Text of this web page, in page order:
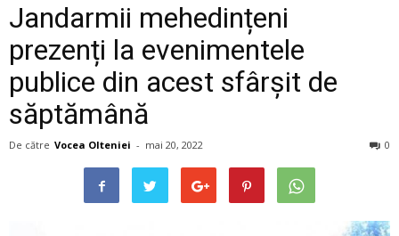
Jandarmii mehedințeni
prezenți la evenimentele
publice din acest sfârșit de
săptămână
De către Vocea Olteniei - mai 20, 2022 0